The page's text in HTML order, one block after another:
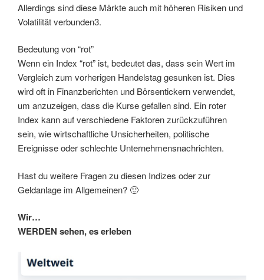
Allerdings sind diese Märkte auch mit höheren Risiken und
Volatilität verbunden3.
Bedeutung von “rot”
Wenn ein Index “rot” ist, bedeutet das, dass sein Wert im
Vergleich zum vorherigen Handelstag gesunken ist. Dies
wird oft in Finanzberichten und Börsentickern verwendet,
um anzuzeigen, dass die Kurse gefallen sind. Ein roter
Index kann auf verschiedene Faktoren zurückzuführen
sein, wie wirtschaftliche Unsicherheiten, politische
Ereignisse oder schlechte Unternehmensnachrichten.
Hast du weitere Fragen zu diesen Indizes oder zur
Geldanlage im Allgemeinen? 🙂
Wir…
WERDEN sehen, es erleben